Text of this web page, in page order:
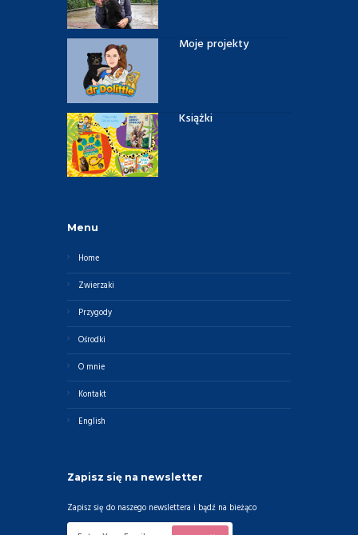
Moje projekty
Książki
Menu
Home
Zwierzaki
Przygody
Ośrodki
O mnie
Kontakt
English
Zapisz się na newsletter
Zapisz się do naszego newslettera i bądź na bieżąco